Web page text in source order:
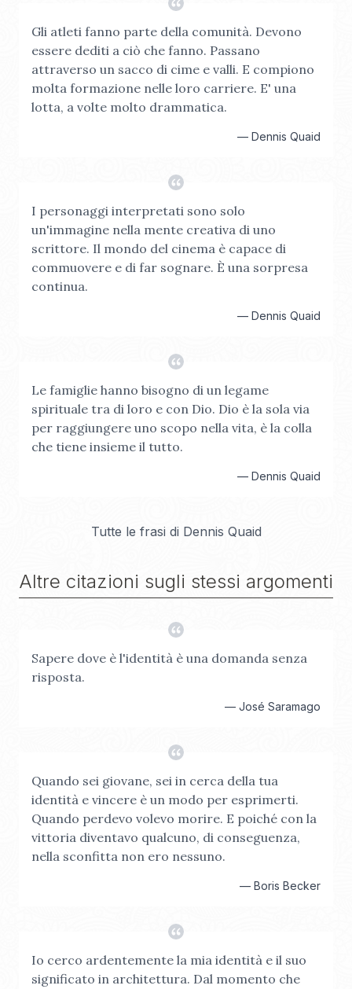
Gli atleti fanno parte della comunità. Devono
essere dediti a ciò che fanno. Passano
attraverso un sacco di cime e valli. E compiono
molta formazione nelle loro carriere. E' una
lotta, a volte molto drammatica.
— Dennis Quaid
I personaggi interpretati sono solo
un'immagine nella mente creativa di uno
scrittore. Il mondo del cinema è capace di
commuovere e di far sognare. È una sorpresa
continua.
— Dennis Quaid
Le famiglie hanno bisogno di un legame
spirituale tra di loro e con Dio. Dio è la sola via
per raggiungere uno scopo nella vita, è la colla
che tiene insieme il tutto.
— Dennis Quaid
Tutte le frasi di Dennis Quaid
Altre citazioni sugli stessi argomenti
Sapere dove è l'identità è una domanda senza
risposta.
— José Saramago
Quando sei giovane, sei in cerca della tua
identità e vincere è un modo per esprimerti.
Quando perdevo volevo morire. E poiché con la
vittoria diventavo qualcuno, di conseguenza,
nella sconfitta non ero nessuno.
— Boris Becker
Io cerco ardentemente la mia identità e il suo
significato in architettura. Dal momento che